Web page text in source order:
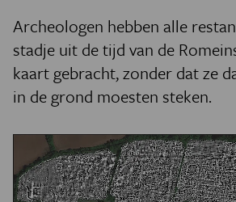
Archeologen hebben alle
stadje uit de tijd van de
kaart gebracht, zonder dat ze
in de grond moesten steken.